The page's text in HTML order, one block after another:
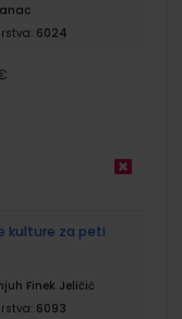
6024
kulture za peti
Finek Jeličić
6093